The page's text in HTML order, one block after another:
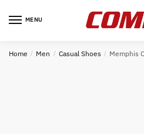
MENU
Home / Men / Casual Shoes / Memphis